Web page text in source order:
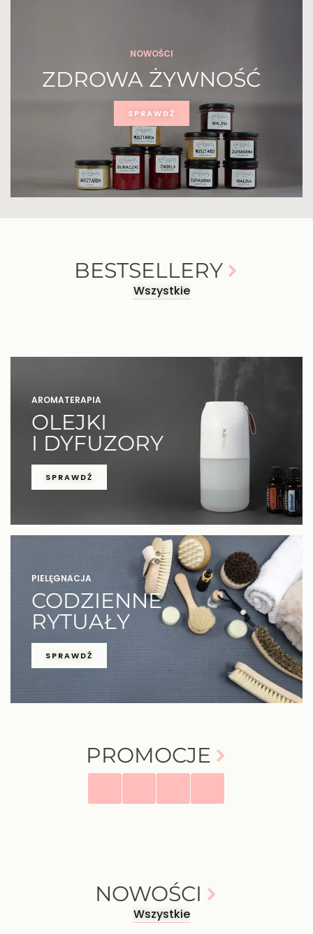
NOWOŚCI
ZDROWA ŻYWNOŚĆ
SPRAWDŹ
BESTSELLERY
Wszystkie
AROMATERAPIA
OLEJKI
I DYFUZORY
SPRAWDŹ
PIELĘGNACJA
CODZIENNE
RYTUAŁY
SPRAWDŹ
PROMOCJE
NOWOŚCI
Wszystkie